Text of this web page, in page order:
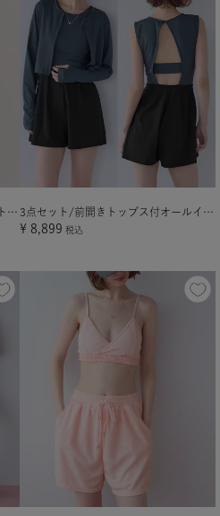
3点セット/クロシェホルターネックトップス×ビキニ/水着【メール便可／100】
3点セット/前開きトップス付オールインワン/ラッシュガード
¥ 8,899 税込